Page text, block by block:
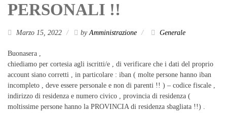
PERSONALI !!
Marzo 15, 2022 byAmministrazione Generale
Buonasera ,
chiediamo per cortesia agli iscritti/e , di verificare che i dati del proprio
account siano corretti , in particolare : iban ( molte persone hanno iban
incompleto , deve essere personale e non di parenti !! ) – codice fiscale ,
indirizzo di residenza e numero civico , provincia di residenza (
moltissime persone hanno la PROVINCIA di residenza sbagliata !!) .